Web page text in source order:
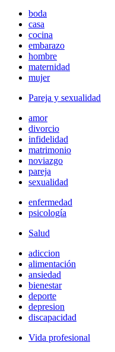
boda
casa
cocina
embarazo
hombre
maternidad
mujer
Pareja y sexualidad
amor
divorcio
infidelidad
matrimonio
noviazgo
pareja
sexualidad
enfermedad
psicología
Salud
adiccion
alimentación
ansiedad
bienestar
deporte
depresion
discapacidad
Vida profesional